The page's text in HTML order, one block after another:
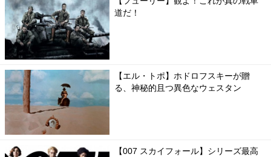
道だ！
【エル・トポ】ホドロフスキーが贈
る、神秘的且つ異色なウェスタン
【007 スカイフォール】シリーズ最高